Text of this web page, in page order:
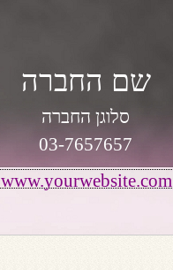
שם החברה
סלוגן החברה
03-7657657
www.yourwebsite.com